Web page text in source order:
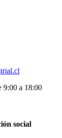
9:00 a 18:00
social